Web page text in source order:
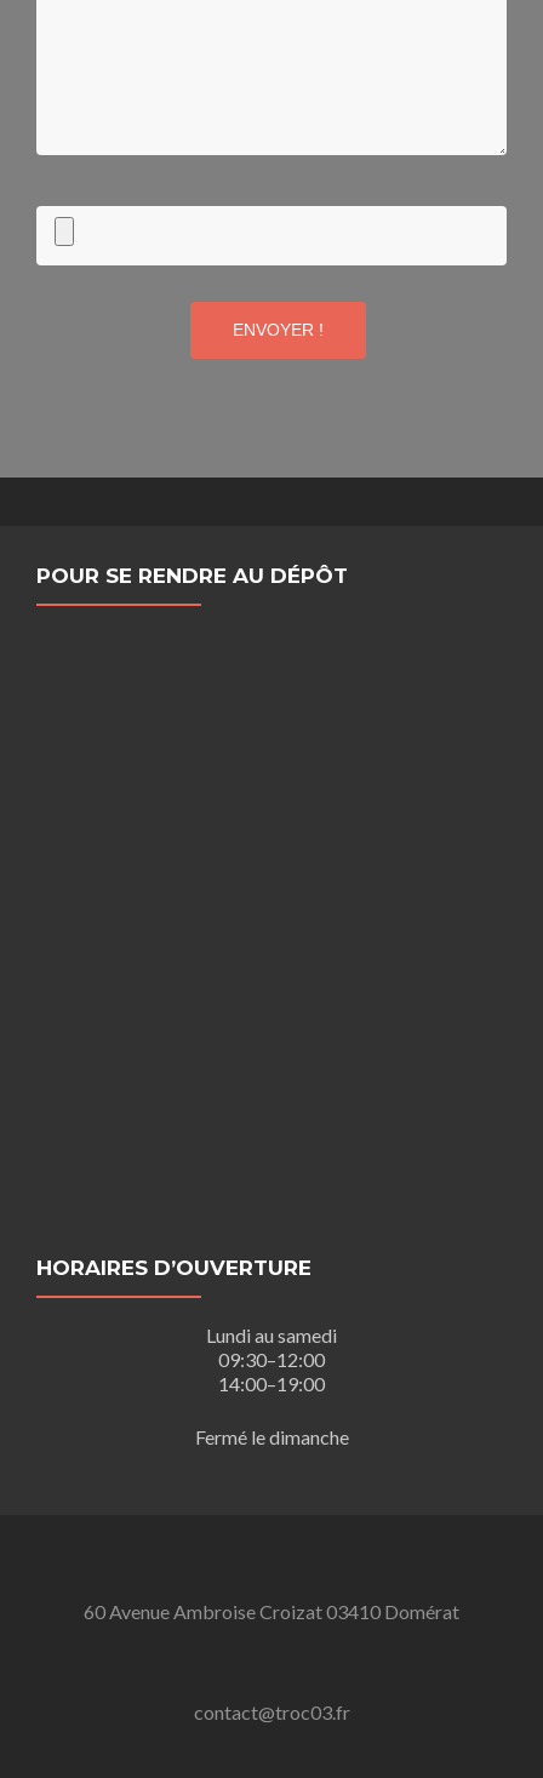
ENVOYER !
POUR SE RENDRE AU DÉPÔT
HORAIRES D’OUVERTURE
Lundi au samedi
09:30–12:00
14:00–19:00
Fermé le dimanche
60 Avenue Ambroise Croizat 03410 Domérat
contact@troc03.fr